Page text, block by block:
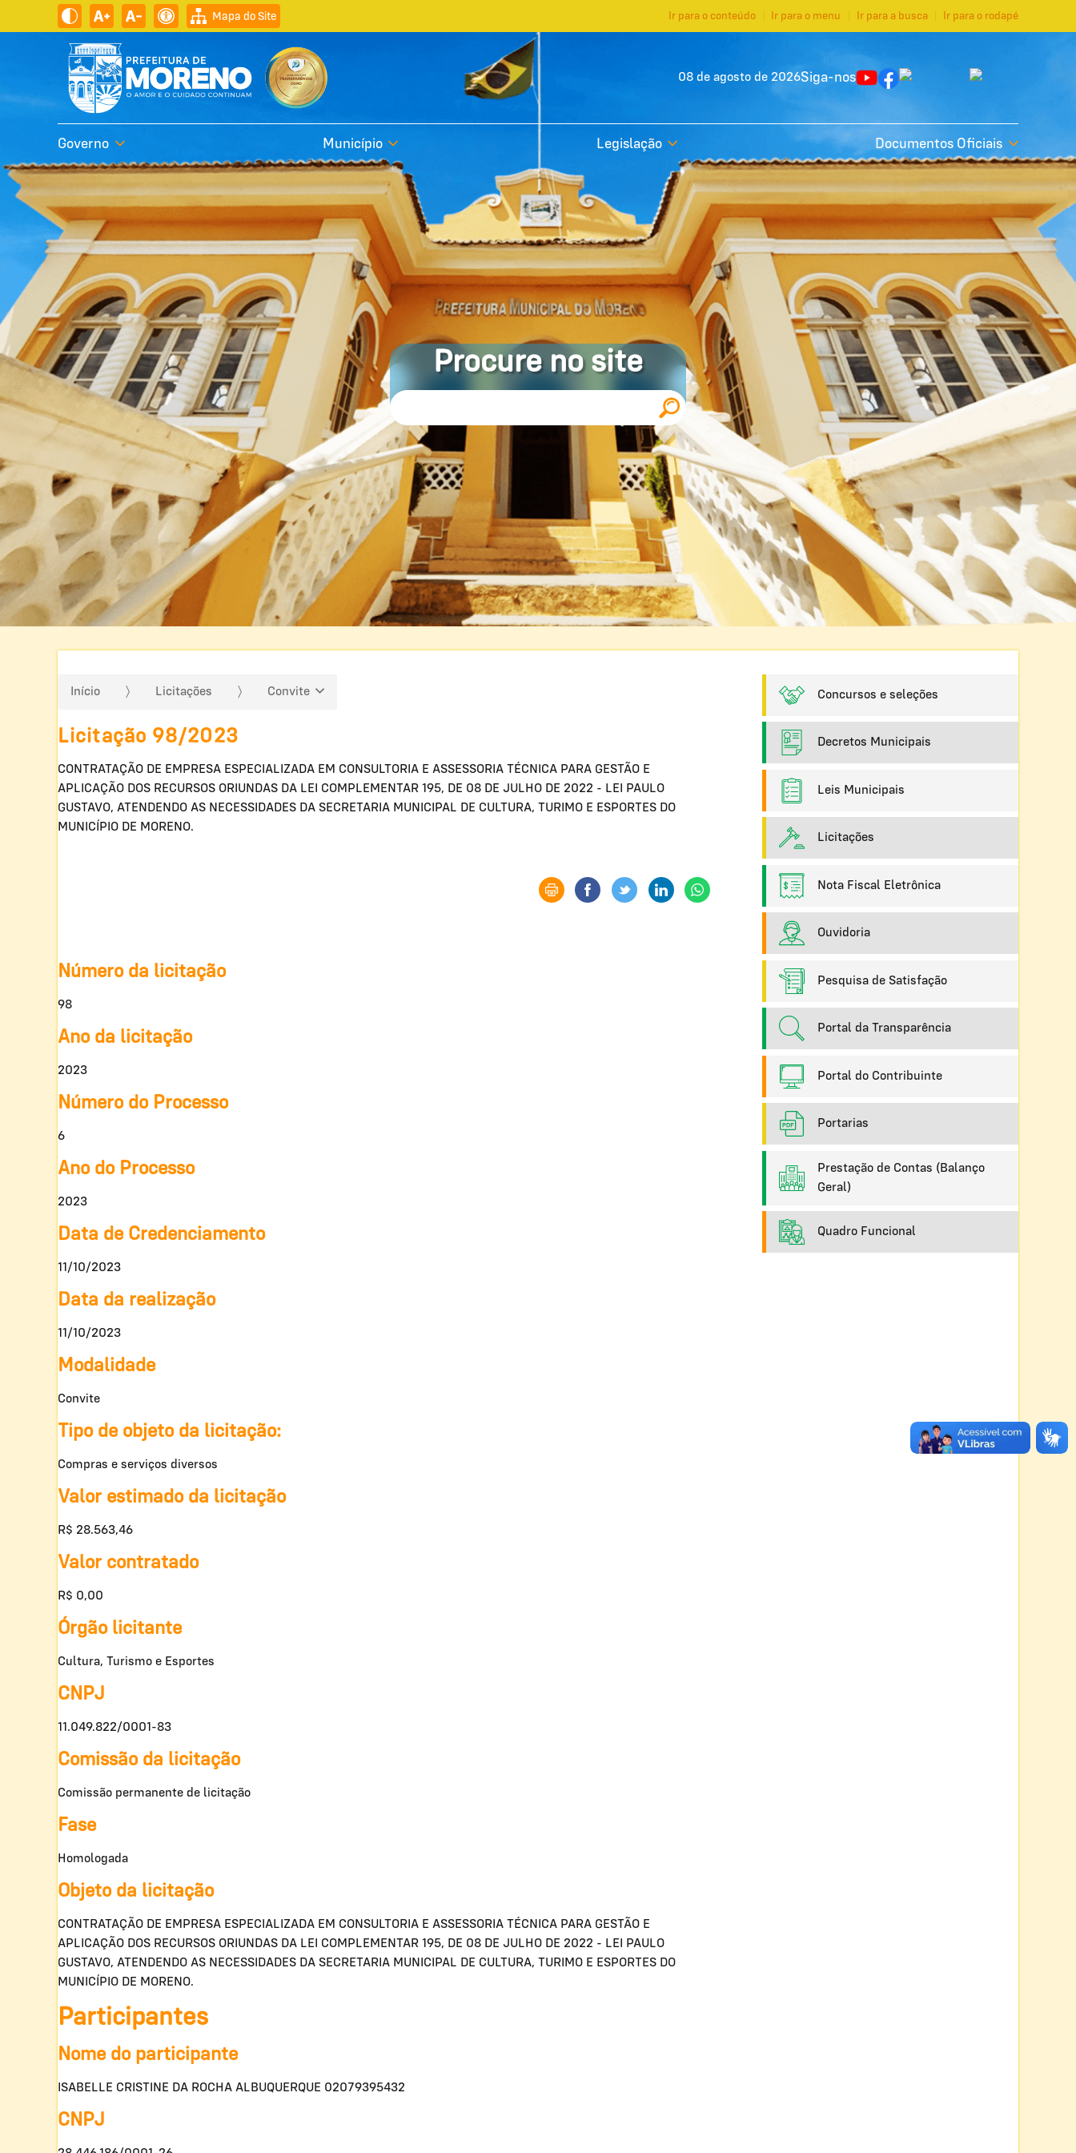
Mapa do Site Ir para o conteúdo Ir para o menu Ir para a busca Ir para o rodapé
08 de agosto de 2026Siga-nos
Governo Município Legislação Documentos Oficiais
Procure no site
Início Licitações Convite
Licitação 98/2023
CONTRATAÇÃO DE EMPRESA ESPECIALIZADA EM CONSULTORIA E ASSESSORIA TÉCNICA PARA GESTÃO E
APLICAÇÃO DOS RECURSOS ORIUNDAS DA LEI COMPLEMENTAR 195, DE 08 DE JULHO DE 2022 - LEI PAULO
GUSTAVO, ATENDENDO AS NECESSIDADES DA SECRETARIA MUNICIPAL DE CULTURA, TURIMO E ESPORTES DO
MUNICÍPIO DE MORENO.
Número da licitação
98
Ano da licitação
2023
Número do Processo
6
Ano do Processo
2023
Data de Credenciamento
11/10/2023
Data da realização
11/10/2023
Modalidade
Convite
Tipo de objeto da licitação:
Compras e serviços diversos
Valor estimado da licitação
R$ 28.563,46
Valor contratado
R$ 0,00
Órgão licitante
Cultura, Turismo e Esportes
CNPJ
11.049.822/0001-83
Comissão da licitação
Comissão permanente de licitação
Fase
Homologada
Objeto da licitação
CONTRATAÇÃO DE EMPRESA ESPECIALIZADA EM CONSULTORIA E ASSESSORIA TÉCNICA PARA GESTÃO E
APLICAÇÃO DOS RECURSOS ORIUNDAS DA LEI COMPLEMENTAR 195, DE 08 DE JULHO DE 2022 - LEI PAULO
GUSTAVO, ATENDENDO AS NECESSIDADES DA SECRETARIA MUNICIPAL DE CULTURA, TURIMO E ESPORTES DO
MUNICÍPIO DE MORENO.
Participantes
Nome do participante
ISABELLE CRISTINE DA ROCHA ALBUQUERQUE 02079395432
CNPJ
Concursos e seleções
Decretos Municipais
Leis Municipais
Licitações
Nota Fiscal Eletrônica
Ouvidoria
Pesquisa de Satisfação
Portal da Transparência
Portal do Contribuinte
Portarias
Prestação de Contas (Balanço
Geral)
Quadro Funcional